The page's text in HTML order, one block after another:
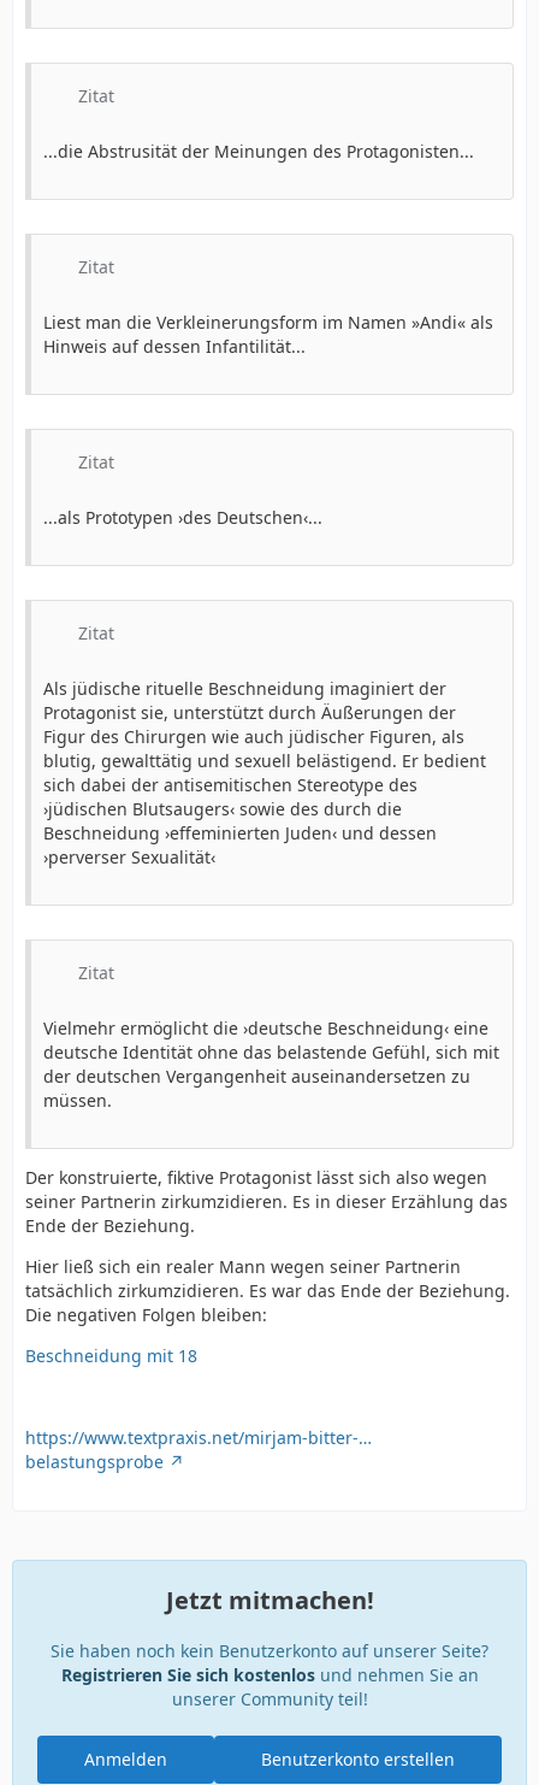
Zitat
...die Abstrusität der Meinungen des Protagonisten...
Zitat
Liest man die Verkleinerungsform im Namen »Andi« als
Hinweis auf dessen Infantilität...
Zitat
...als Prototypen ›des Deutschen‹...
Zitat
Als jüdische rituelle Beschneidung imaginiert der
Protagonist sie, unterstützt durch Äußerungen der
Figur des Chirurgen wie auch jüdischer Figuren, als
blutig, gewalttätig und sexuell belästigend. Er bedient
sich dabei der antisemitischen Stereotype des
›jüdischen Blutsaugers‹ sowie des durch die
Beschneidung ›effeminierten Juden‹ und dessen
›perverser Sexualität‹
Zitat
Vielmehr ermöglicht die ›deutsche Beschneidung‹ eine
deutsche Identität ohne das belastende Gefühl, sich mit
der deutschen Vergangenheit auseinandersetzen zu
müssen.
Der konstruierte, fiktive Protagonist lässt sich also wegen
seiner Partnerin zirkumzidieren. Es in dieser Erzählung das
Ende der Beziehung.
Hier ließ sich ein realer Mann wegen seiner Partnerin
tatsächlich zirkumzidieren. Es war das Ende der Beziehung.
Die negativen Folgen bleiben:
Beschneidung mit 18
https://www.textpraxis.net/mirjam-bitter-…
belastungsprobe
Jetzt mitmachen!
Sie haben noch kein Benutzerkonto auf unserer Seite?
Registrieren Sie sich kostenlosund nehmen Sie an
unserer Community teil!
Benutzerkonto erstellen
Anmelden